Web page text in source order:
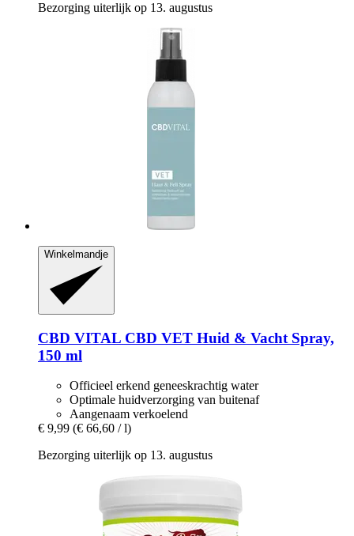
Bezorging uiterlijk op 13. augustus
Winkelmandje
CBD VITAL CBD VET Huid & Vacht Spray,
150 ml
Officieel erkend geneeskrachtig water
Optimale huidverzorging van buitenaf
Aangenaam verkoelend
€ 9,99 (€ 66,60 / l)
Bezorging uiterlijk op 13. augustus